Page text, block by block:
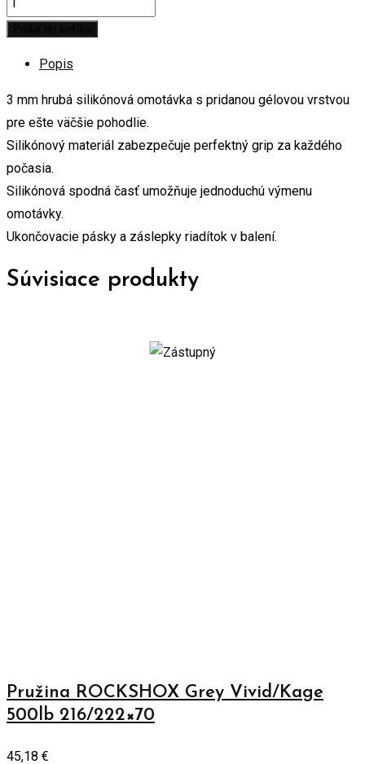
Popis
3 mm hrubá silikónová omotávka s pridanou gélovou vrstvou
pre ešte väčšie pohodlie.
Silikónový materiál zabezpečuje perfektný grip za každého
počasia.
Silikónová spodná časť umožňuje jednoduchú výmenu
omotávky.
Ukončovacie pásky a záslepky riadítok v balení.
Súvisiace produkty
Pružina ROCKSHOX Grey Vivid/Kage
500lb 216/222×70
45,18 €